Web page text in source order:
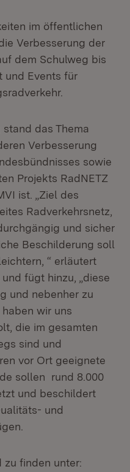
im öffentlichen
Verbesserung der
dem Schulweg bis
und Events für
das Thema
Verbesserung
sowie
Projekts RadNETZ
ist. „Ziel des
Radverkehrsnetz,
und sicher
Beschilderung soll
“ erläutert
fügt hinzu, „diese
und nebenher zu
wir uns
die im gesamten
sind und
vor Ort geeignete
sollen rund 8.000
und beschildert
und
zu finden unter: